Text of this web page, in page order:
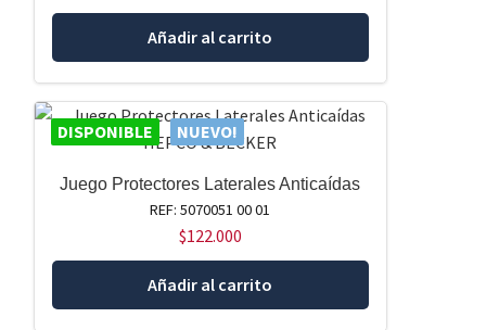
Añadir al carrito
DISPONIBLE NUEVO!
Juego Protectores Laterales Anticaídas
REF: 5070051 00 01
$122.000
Añadir al carrito